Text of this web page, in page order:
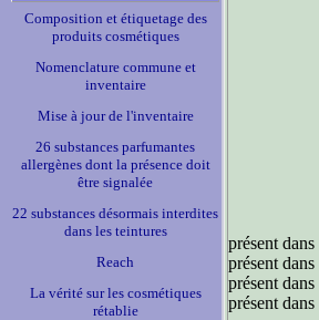
Composition et étiquetage des
produits cosmétiques
Nomenclature commune et
inventaire
Mise à jour de l'inventaire
26 substances parfumantes
allergènes dont la présence doit
être signalée
22 substances désormais interdites
dans les teintures
Reach
La vérité sur les cosmétiques
rétablie
présent dans
présent dans
présent dans
présent dans